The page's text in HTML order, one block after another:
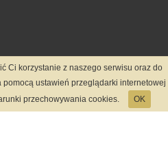
Ci korzystanie z naszego serwisu oraz do
pomocą ustawień przeglądarki internetowej
przechowywania cookies.
OK